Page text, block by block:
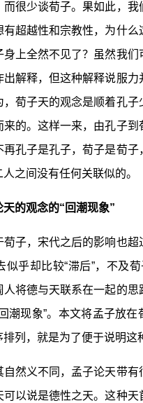
很少谈荀子。果如此，我
超越性和宗教性，为什么
上全然不见了？虽然我们
出解释，但这种解释说服力
，荀子天的观念是顺着孔子
的。这样一来，由孔子到
孔子是孔子，荀子是荀子
之间没有任何关联似的。
天的观念的“回潮现象”
，宋代之后的影响也超
乎却比较“滞后”，不及荀
将德与天联系在一起的思
潮现象”。本文将孟子放在
列，就是为了便于说明这
然义不同，孟子论天带有
以说是德性之天。这种天